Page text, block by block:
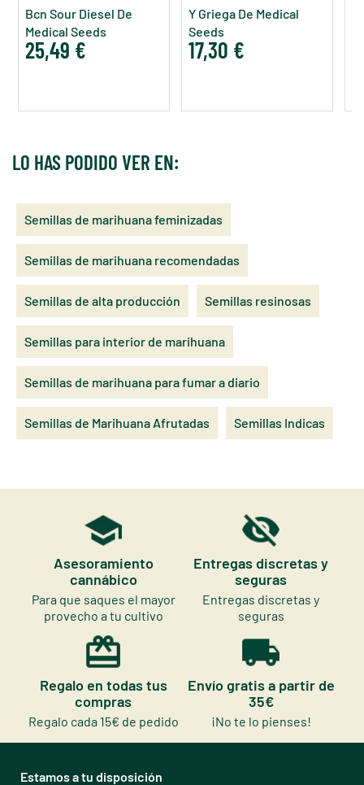
Bcn Sour Diesel De
Medical Seeds
25,49 €
Y Griega De Medical
Seeds
17,30 €
LO HAS PODIDO VER EN:
Semillas de marihuana feminizadas
Semillas de marihuana recomendadas
Semillas de alta producción Semillas resinosas
Semillas para interior de marihuana
Semillas de marihuana para fumar a diario
Semillas de Marihuana Afrutadas Semillas Indicas
Asesoramiento
cannábico
Para que saques el mayor
provecho a tu cultivo
Entregas discretas y
seguras
Entregas discretas y
seguras
Regalo en todas tus
compras
Regalo cada 15€ de pedido
Envío gratis a partir de
35€
¡No te lo pienses!
Estamos a tu disposición